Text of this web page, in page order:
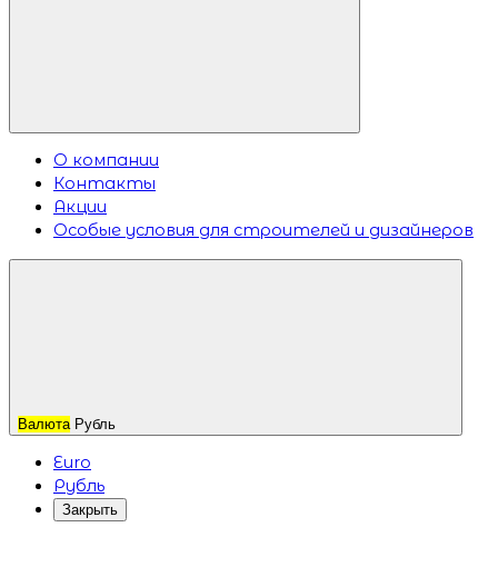
О компании
Контакты
Акции
Особые условия для строителей и дизайнеров
Валюта Рубль
Euro
Рубль
Закрыть